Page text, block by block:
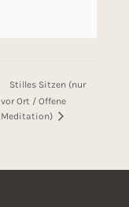
Stilles Sitzen (nur
vor Ort / Offene
Meditation)